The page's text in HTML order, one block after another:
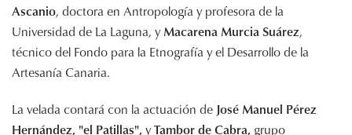
Ascanio, doctora en Antropología y profesora de la
Universidad de La Laguna, yMacarena Murcia Suárez,
técnico del Fondo para la Etnografía y el Desarrollo de la
Artesanía Canaria.
La velada contará con la actuación de José Manuel Pérez
Hernández, "el Patillas", yTambor de Cabra, grupo